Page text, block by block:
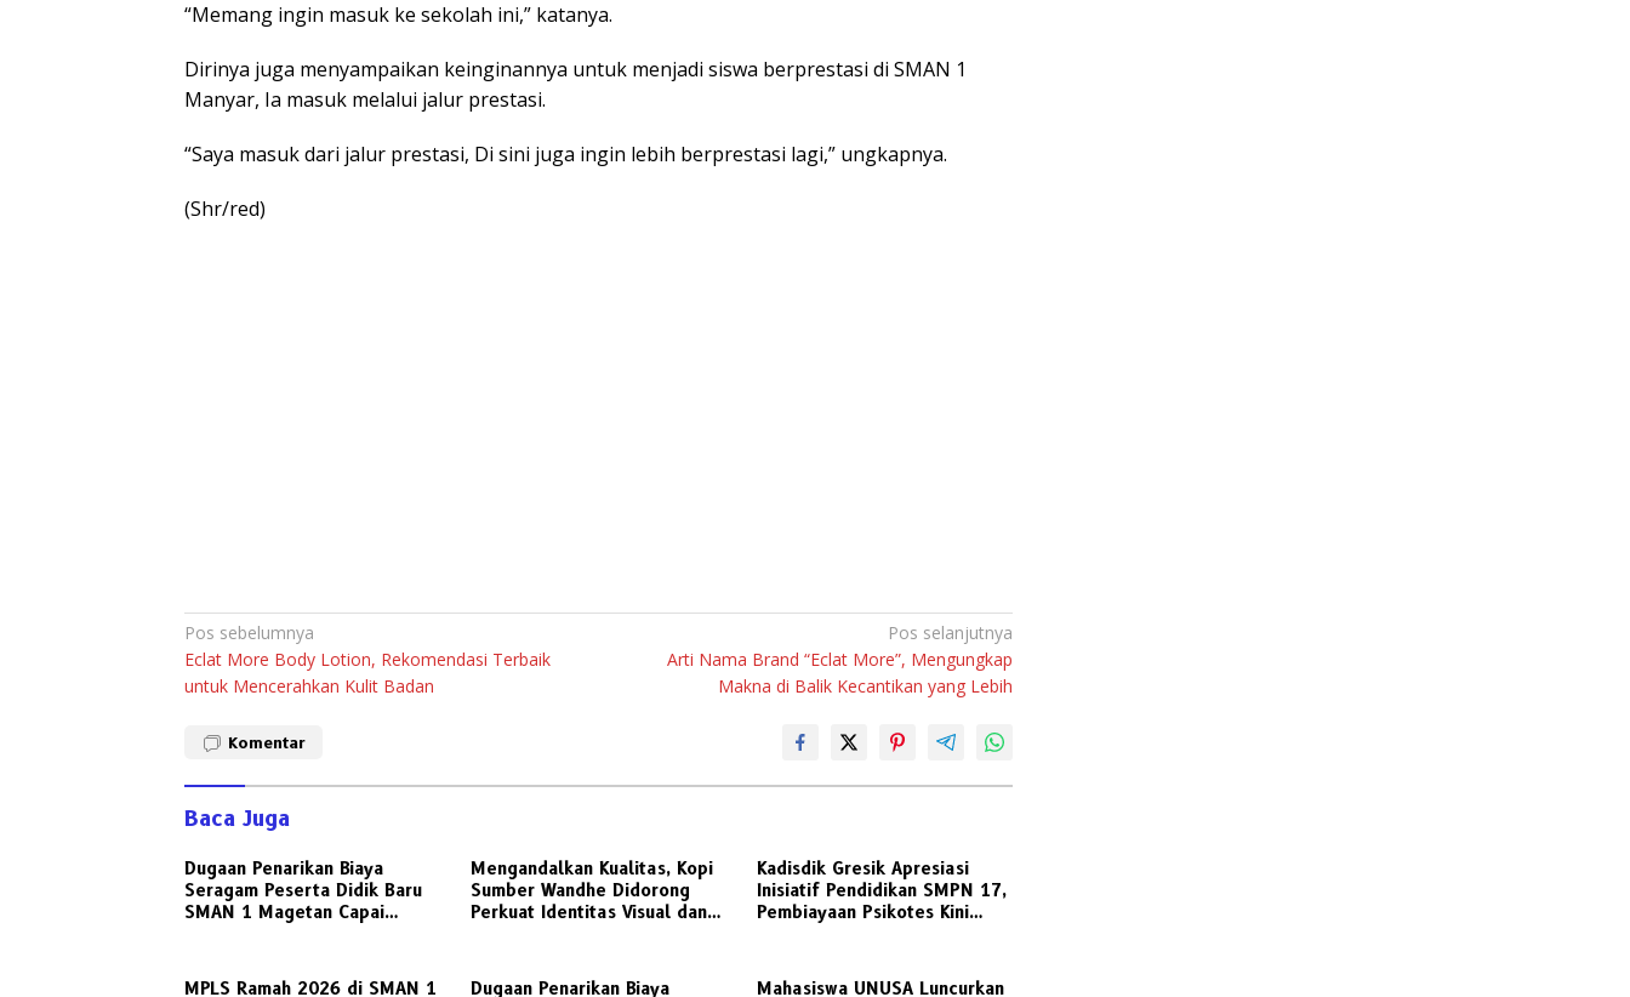
“Memang ingin masuk ke sekolah ini,” katanya.
Dirinya juga menyampaikan keinginannya untuk menjadi siswa berprestasi di SMAN 1
Manyar, Ia masuk melalui jalur prestasi.
“Saya masuk dari jalur prestasi, Di sini juga ingin lebih berprestasi lagi,” ungkapnya.
(Shr/red)
Navigasi
pos
Pos sebelumnya
Eclat More Body Lotion, Rekomendasi Terbaik
untuk Mencerahkan Kulit Badan
Pos selanjutnya
Arti Nama Brand “Eclat More”, Mengungkap
Makna di Balik Kecantikan yang Lebih
Komentar
Baca Juga
Dugaan Penarikan Biaya
Seragam Peserta Didik Baru
SMAN 1 Magetan Capai
Mengandalkan Kualitas, Kopi
Sumber Wandhe Didorong
Perkuat Identitas Visual dan
Kadisdik Gresik Apresiasi
Inisiatif Pendidikan SMPN 17,
Pembiayaan Psikotes Kini
MPLS Ramah 2026 di SMAN 1 Dugaan Penarikan Biaya Mahasiswa UNUSA Luncurkan